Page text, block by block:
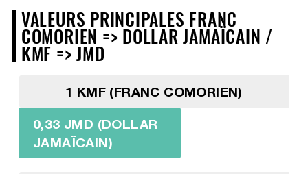
VALEURS PRINCIPALES FRANC
COMORIEN => DOLLAR JAMAÏCAIN /
KMF => JMD
1 KMF (FRANC COMORIEN)
0,33 JMD (DOLLAR
JAMAÏCAIN)